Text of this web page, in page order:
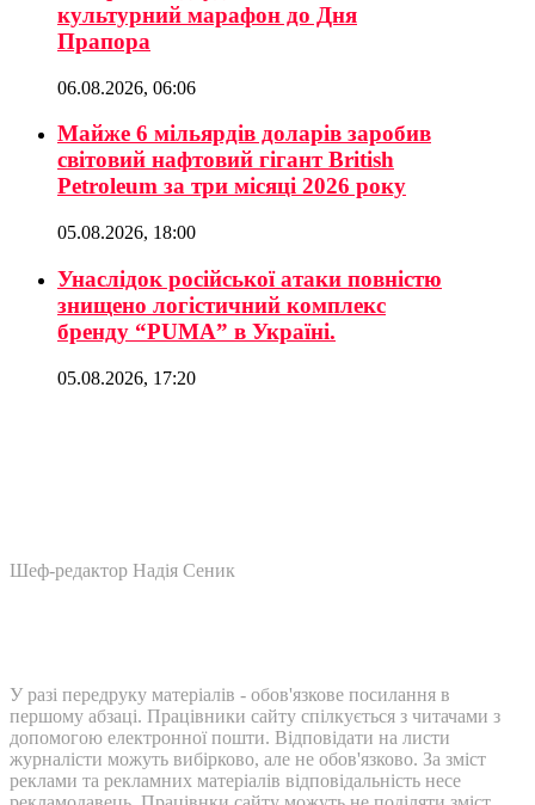
культурний марафон до Дня
Прапора
06.08.2026, 06:06
Майже 6 мільярдів доларів заробив
світовий нафтовий гігант British
Petroleum за три місяці 2026 року
05.08.2026, 18:00
Унаслідок російської атаки повністю
знищено логістичний комплекс
бренду “PUMA” в Україні.
05.08.2026, 17:20
Шеф-редактор Надія Сеник
У разі передруку матеріалів - обов'язкове посилання в
першому абзаці. Працівники сайту спілкується з читачами з
допомогою електронної пошти. Відповідати на листи
журналісти можуть вибірково, але не обов'язково. За зміст
реклами та рекламних матеріалів відповідальність несе